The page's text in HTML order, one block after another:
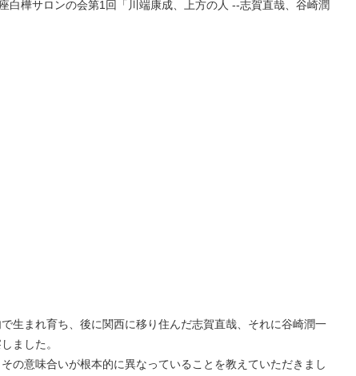
樺サロンの会第1回「川端康成、上方の人 --志賀直哉、谷崎潤
生まれ育ち、後に関西に移り住んだ志賀直哉、それに谷崎潤一
ました。
の意味合いが根本的に異なっていることを教えていただきまし